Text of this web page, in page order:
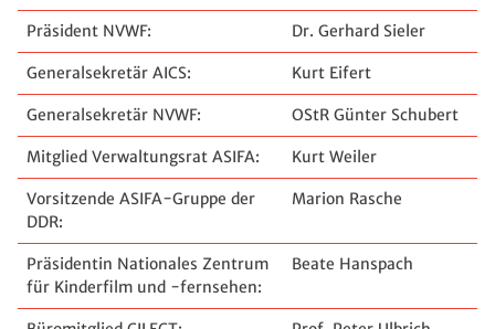
Präsident NVWF: Dr. Gerhard Sieler
Generalsekretär AICS: Kurt Eifert
Generalsekretär NVWF: OStR Günter Schubert
Mitglied Verwaltungsrat ASIFA: Kurt Weiler
Vorsitzende ASIFA-Gruppe der
DDR:
Marion Rasche
Präsidentin Nationales Zentrum
für Kinderfilm und -fernsehen:
Beate Hanspach